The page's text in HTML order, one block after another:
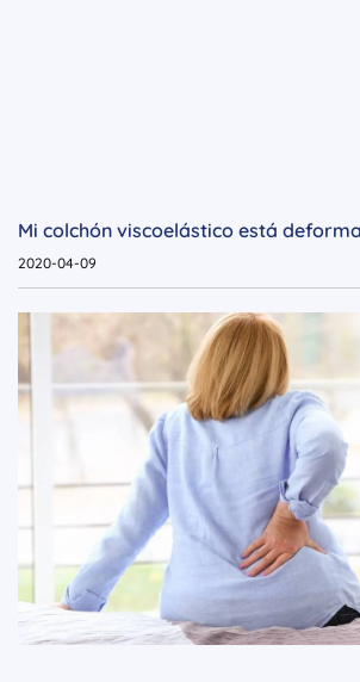
Mi colchón viscoelástico está
2020-04-09